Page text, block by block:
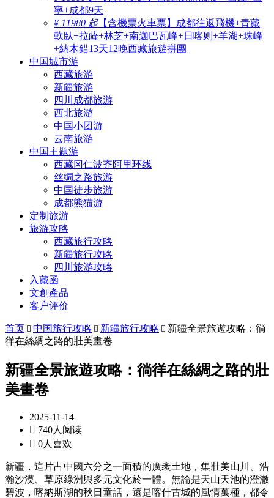
寧+成都9天
¥ 11980 起【含機票火車票】成都往返飛機+青藏
軟臥+拉薩+林芝+南迦巴瓦峰+日喀则+羊湖+珠峰
+納木錯13天12晚西藏旅遊拼團
中国城市游
西藏旅游
新疆旅游
四川成都旅游
西北旅游
中国小团游
云南旅游
中国主题游
西藏冈仁波齐阿里环线
丝绸之路旅游
中国徒步旅游
成都熊猫游
定制旅游
旅游攻略
西藏旅行攻略
新疆旅行攻略
四川旅游攻略
入藏函
文創產品
客户评价
首页  中国旅行攻略  新疆旅行攻略  新疆全景旅遊攻略：徜
徉在絲綢之路的壯美畫卷
新疆全景旅遊攻略：徜徉在絲綢之路的壯
美畫卷
2025-11-14
 740人阅读
 0人喜欢
新疆，這片占中國六分之一面積的廣袤土地，集壯美山川、浩
瀚沙漠、草原綠洲與多元文化於一體。無論是天山天池的澄澈
碧波，喀納斯湖的秋日童話，還是喀什古城的風情萬種，都令